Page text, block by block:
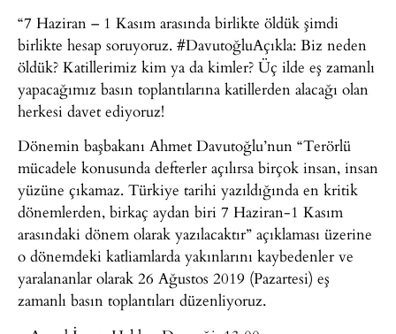
“7 Haziran – 1 Kasım arasında birlikte öldük şimdi
birlikte hesap soruyoruz. #DavutoğluAçıkla: Biz neden
öldük? Katillerimiz kim ya da kimler? Üç ilde eş zamanlı
yapacağımız basın toplantılarına katillerden alacağı olan
herkesi davet ediyoruz!
Dönemin başbakanı Ahmet Davutoğlu’nun “Terörlü
mücadele konusunda defterler açılırsa birçok insan, insan
yüzüne çıkamaz. Türkiye tarihi yazıldığında en kritik
dönemlerden, birkaç aydan biri 7 Haziran-1 Kasım
arasındaki dönem olarak yazılacaktır” açıklaması üzerine
o dönemdeki katliamlarda yakınlarını kaybedenler ve
yaralananlar olarak 26 Ağustos 2019 (Pazartesi) eş
zamanlı basın toplantıları düzenliyoruz.